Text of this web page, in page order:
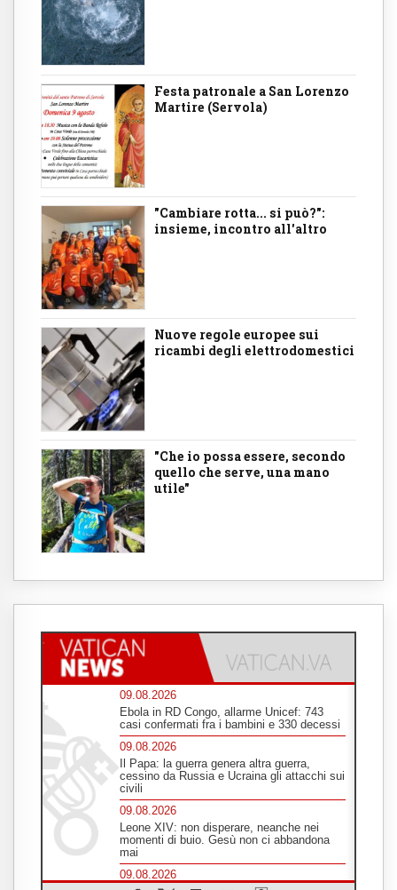
Festa patronale a San Lorenzo
Martire (Servola)
"Cambiare rotta... si può?":
insieme, incontro all'altro
Nuove regole europee sui
ricambi degli elettrodomestici
"Che io possa essere, secondo
quello che serve, una mano
utile"
09.08.2026
Ebola in RD Congo, allarme Unicef: 743
casi confermati fra i bambini e 330 decessi
09.08.2026
Il Papa: la guerra genera altra guerra,
cessino da Russia e Ucraina gli attacchi sui
civili
09.08.2026
Leone XIV: non disperare, neanche nei
momenti di buio. Gesù non ci abbandona
mai
09.08.2026